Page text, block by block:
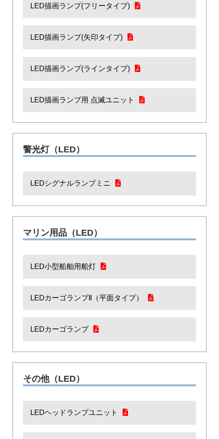
LED描画ランプ(フリータイプ)
LED描画ランプ(矢印タイプ)
LED描画ランプ(ラインタイプ)
LED描画ランプ用 点滅ユニット
警光灯（LED）
LEDシグナルランプミニ
マリン用品（LED）
LED小型船舶用船灯
LEDカーゴランプⅡ（平面タイプ）
LEDカーゴランプ
その他（LED）
LEDヘッドランプユニット